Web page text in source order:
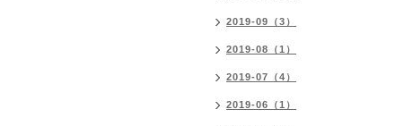
2019-09（3）
2019-08（1）
2019-07（4）
2019-06（1）